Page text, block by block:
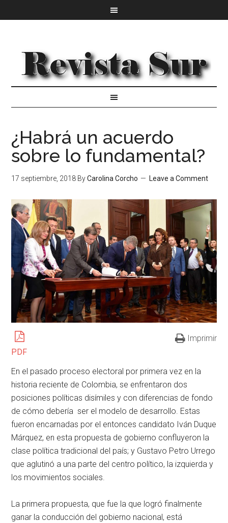
¿Habrá un acuerdo
sobre lo fundamental?
17 septiembre, 2018 ByCarolina Corcho Leave a Comment
PDF
Imprimir
En el pasado proceso electoral por primera vez en la
historia reciente de Colombia, se enfrentaron dos
posiciones políticas disímiles y con diferencias de fondo
de cómo debería ser el modelo de desarrollo. Estas
fueron encarnadas por el entonces candidato Iván Duque
Márquez, en esta propuesta de gobierno confluyeron la
clase política tradicional del país; y Gustavo Petro Urrego
que aglutinó a una parte del centro político, la izquierda y
los movimientos sociales.
La primera propuesta, que fue la que logró finalmente
ganar la conducción del gobierno nacional, está